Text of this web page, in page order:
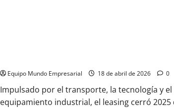
Equipo Mundo Empresarial 18 de abril de 2026 0
Impulsado por el transporte, la tecnología y el
equipamiento industrial, el leasing cerró 2025